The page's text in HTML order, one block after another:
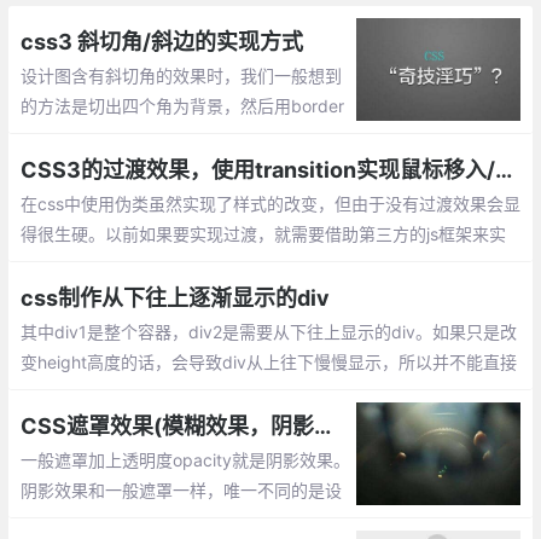
css3 斜切角/斜边的实现方式
设计图含有斜切角的效果时，我们一般想到
的方法是切出四个角为背景，然后用border
接使用css呢？下面就整理css做斜边的效
果。
CSS3的过渡效果，使用transition实现鼠标移入/移出效果
在css中使用伪类虽然实现了样式的改变，但由于没有过渡效果会显
得很生硬。以前如果要实现过渡，就需要借助第三方的js框架来实
组样式平滑的切换到另一组样式。
css制作从下往上逐渐显示的div
其中div1是整个容器，div2是需要从下往上显示的div。如果只是改
变height高度的话，会导致div从上往下慢慢显示，所以并不能直接
v2达成想要的效果。
CSS遮罩效果(模糊效果，阴影效果，毛玻璃效果)
一般遮罩加上透明度opacity就是阴影效果。
阴影效果和一般遮罩一样，唯一不同的是设